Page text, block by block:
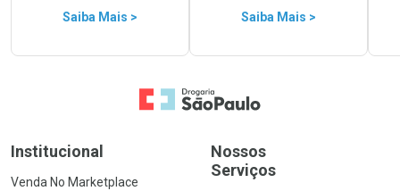
Saiba Mais > Saiba Mais >
Ir para a Home
Institucional
Venda No Marketplace
Nossos
Serviços